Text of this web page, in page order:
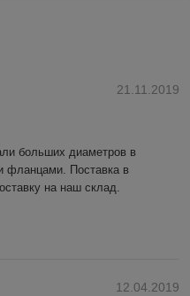
21.11.2019
больших диаметров в
фланцами. Поставка в
на наш склад.
12.04.2019